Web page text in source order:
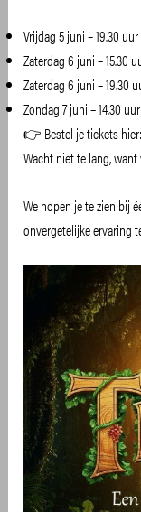
Vrijdag 5 juni – 19.30 uur
Zaterdag 6 juni – 15.30
Zaterdag 6 juni – 19.30
Zondag 7 juni – 14.30 uur
👉 Bestel je tickets
Wacht niet te lang,
We hopen je te zien bij
onvergetelijke ervaring